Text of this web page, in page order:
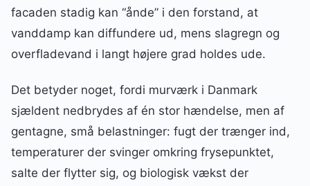
facaden stadig kan “ånde” i den forstand, at
vanddamp kan diffundere ud, mens slagregn og
overfladevand i langt højere grad holdes ude.
Det betyder noget, fordi murværk i Danmark
sjældent nedbrydes af én stor hændelse, men af
gentagne, små belastninger: fugt der trænger ind,
temperaturer der svinger omkring frysepunktet,
salte der flytter sig, og biologisk vækst der